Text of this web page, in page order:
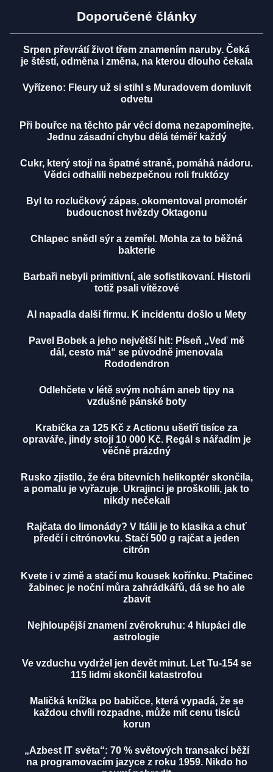
Doporučené články
Srpen převrátí život třem znamením naruby. Čeká
je štěstí, odměna i změna, na kterou dlouho čekala
Vyřízeno: Fleury už si stihl s Muradovem domluvit
odvetu
Při bouřce na těchto pár věcí doma nezapomínejte.
Jednu zásadní chybu dělá téměř každý
Cukr, který stojí na špatné straně, pomáhá nádoru.
Vědci odhalili nebezpečnou roli fruktózy
Byl to rozlučkový zápas, okomentoval promotér
budoucnost hvězdy Oktagonu
Chlapec snědl sýr a zemřel. Mohla za to běžná
bakterie
Barbaři nebyli primitivní, ale sofistikovaní. Historii
totiž psali vítězové
AI napadla další firmu. K incidentu došlo u Mety
Pavel Bobek a jeho největší hit: Píseň „Veď mě
dál, cesto má“ se původně jmenovala
Rododendron
Odlehčete v létě svým nohám aneb tipy na
vzdušné pánské boty
Krabička za 125 Kč z Actionu ušetří tisíce za
opraváře, jindy stojí 10 000 Kč. Regál s nářadím je
věčně prázdný
Rusko zjistilo, že éra bitevních helikoptér skončila,
a pomalu je vyřazuje. Ukrajinci je proškolili, jak to
nikdy nečekali
Rajčata do limonády? V Itálii je to klasika a chuť
předčí i citrónovku. Stačí 500 g rajčat a jeden
citrón
Kvete i v zimě a stačí mu kousek kořínku. Ptačinec
žabinec je noční můra zahrádkářů, dá se ho ale
zbavit
Nejhloupější znamení zvěrokruhu: 4 hlupáci dle
astrologie
Ve vzduchu vydržel jen devět minut. Let Tu-154 se
115 lidmi skončil katastrofou
Maličká knížka po babičce, která vypadá, že se
každou chvíli rozpadne, může mít cenu tisíců
korun
„Azbest IT světa“: 70 % světových transakcí běží
na programovacím jazyce z roku 1959. Nikdo ho